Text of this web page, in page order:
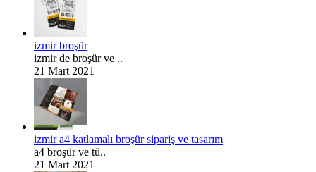
izmir broşür
izmir de broşür ve ..
21 Mart 2021
izmir a4 katlamalı broşür sipariş ve tasarım
a4 broşür ve tü..
21 Mart 2021